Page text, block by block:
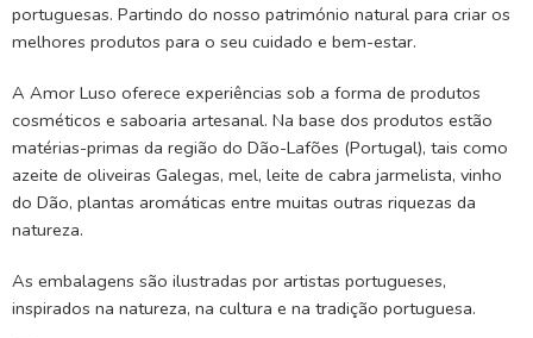
portuguesas. Partindo do nosso património natural para criar os
melhores produtos para o seu cuidado e bem-estar.
A Amor Luso oferece experiências sob a forma de produtos
cosméticos e saboaria artesanal. Na base dos produtos estão
matérias-primas da região do Dão-Lafões (Portugal), tais como
azeite de oliveiras Galegas, mel, leite de cabra jarmelista, vinho
do Dão, plantas aromáticas entre muitas outras riquezas da
natureza.
As embalagens são ilustradas por artistas portugueses,
inspirados na natureza, na cultura e na tradição portuguesa.